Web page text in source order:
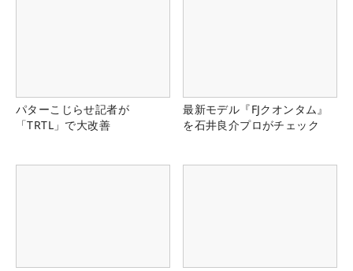
パターこじらせ記者が
「TRTL」で大改善
最新モデル『FJクオンタム』
を石井良介プロがチェック